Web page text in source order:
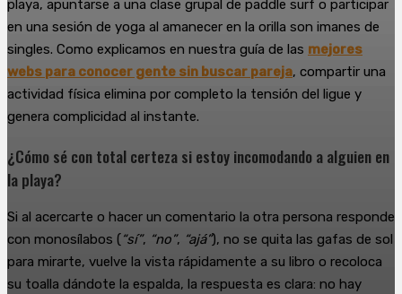
playa, apuntarse a una clase grupal de paddle surf o participar
en una sesión de yoga al amanecer en la orilla son imanes de
singles. Como explicamos en nuestra guía de las mejores
webs para conocer gente sin buscar pareja, compartir una
actividad física elimina por completo la tensión del ligue y
genera complicidad al instante.
¿Cómo sé con total certeza si estoy incomodando a alguien en
la playa?
Si al acercarte o hacer un comentario la otra persona responde
con monosílabos (“sí”, “no”, “ajá”), no se quita las gafas de sol
para mirarte, vuelve la vista rápidamente a su libro o recoloca
su toalla dándote la espalda, la respuesta es clara: no hay